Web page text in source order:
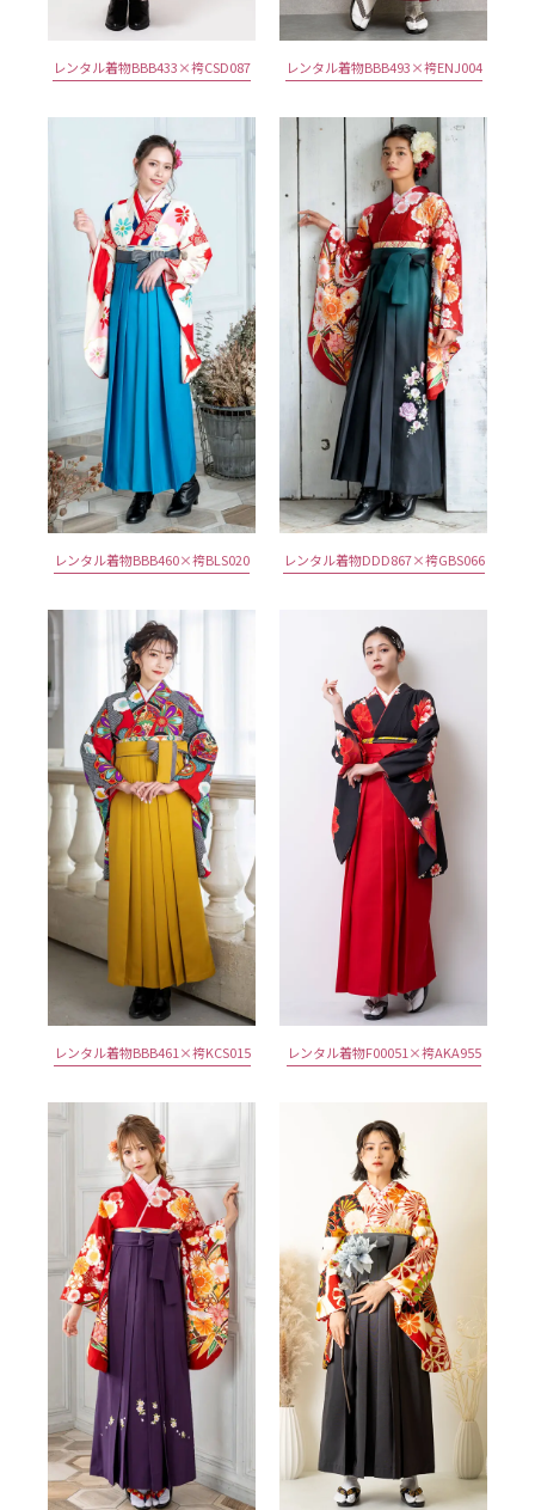
レンタル着物BBB433×袴CSD087 レンタル着物BBB493×袴ENJ004
レンタル着物BBB460×袴BLS020 レンタル着物DDD867×袴GBS066
レンタル着物BBB461×袴KCS015 レンタル着物F00051×袴AKA955